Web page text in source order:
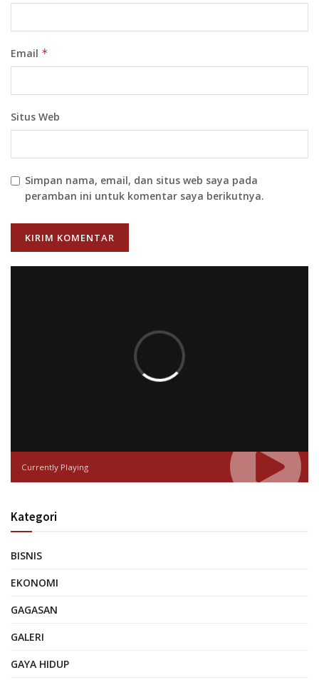
Email *
Situs Web
Simpan nama, email, dan situs web saya pada
peramban ini untuk komentar saya berikutnya.
Currently Playing
Kategori
BISNIS
EKONOMI
GAGASAN
GALERI
GAYA HIDUP